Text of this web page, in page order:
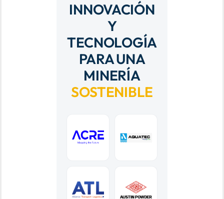
INNOVACIÓN
Y
TECNOLOGÍA
PARA UNA
MINERÍA
SOSTENIBLE